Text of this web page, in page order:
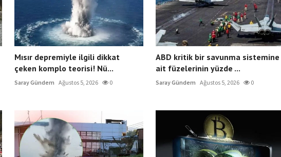
Mısır depremiyle ilgili dikkat
çeken komplo teorisi! Nü...
Saray Gündem Ağustos 5, 2026 0
ABD kritik bir savunma sistemine
ait füzelerinin yüzde ...
Saray Gündem Ağustos 5, 2026 0